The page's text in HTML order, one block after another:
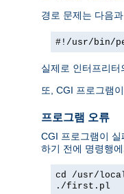
경로 문제는 다음
#!/usr/bin/
실제로 인터프리
또, CGI 프로그램
프로그램 오류
CGI 프로그램이
하기 전에 명령행
cd /usr/
./first.pl